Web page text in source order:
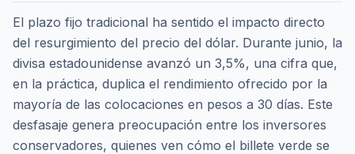
El plazo fijo tradicional ha sentido el impacto directo
del resurgimiento del precio del dólar. Durante junio, la
divisa estadounidense avanzó un 3,5%, una cifra que,
en la práctica, duplica el rendimiento ofrecido por la
mayoría de las colocaciones en pesos a 30 días. Este
desfasaje genera preocupación entre los inversores
conservadores, quienes ven cómo el billete verde se